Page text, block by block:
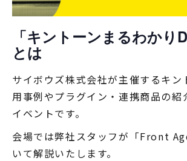
「キントーンまるわかり
とは
サイボウズ株式会社が主催するキ
用事例やプラグイン・連携商品の紹
イベントです。
会場では弊社スタッフが「Front
いて解説いたします。